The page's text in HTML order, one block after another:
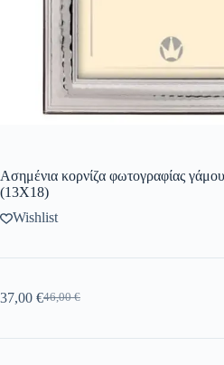
Ασημένια κορνίζα φωτογραφίας
(13X18)
Wishlist
46,00€
37,00 €